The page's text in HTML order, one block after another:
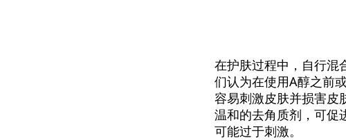
在护肤过程中，自行混
们认为在使用A醇之前
容易刺激皮肤并损害皮
温和的去角质剂，可促
可能过于刺激。